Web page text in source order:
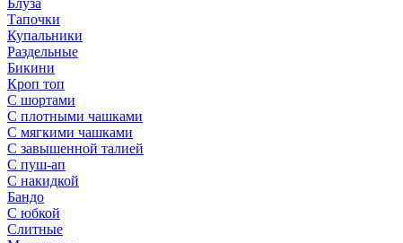
Тапочки
Купальники
Раздельные
Бикини
Кроп топ
С шортами
С плотными чашками
С мягкими чашками
С завышенной талией
С пуш-ап
С накидкой
Бандо
С юбкой
Слитные